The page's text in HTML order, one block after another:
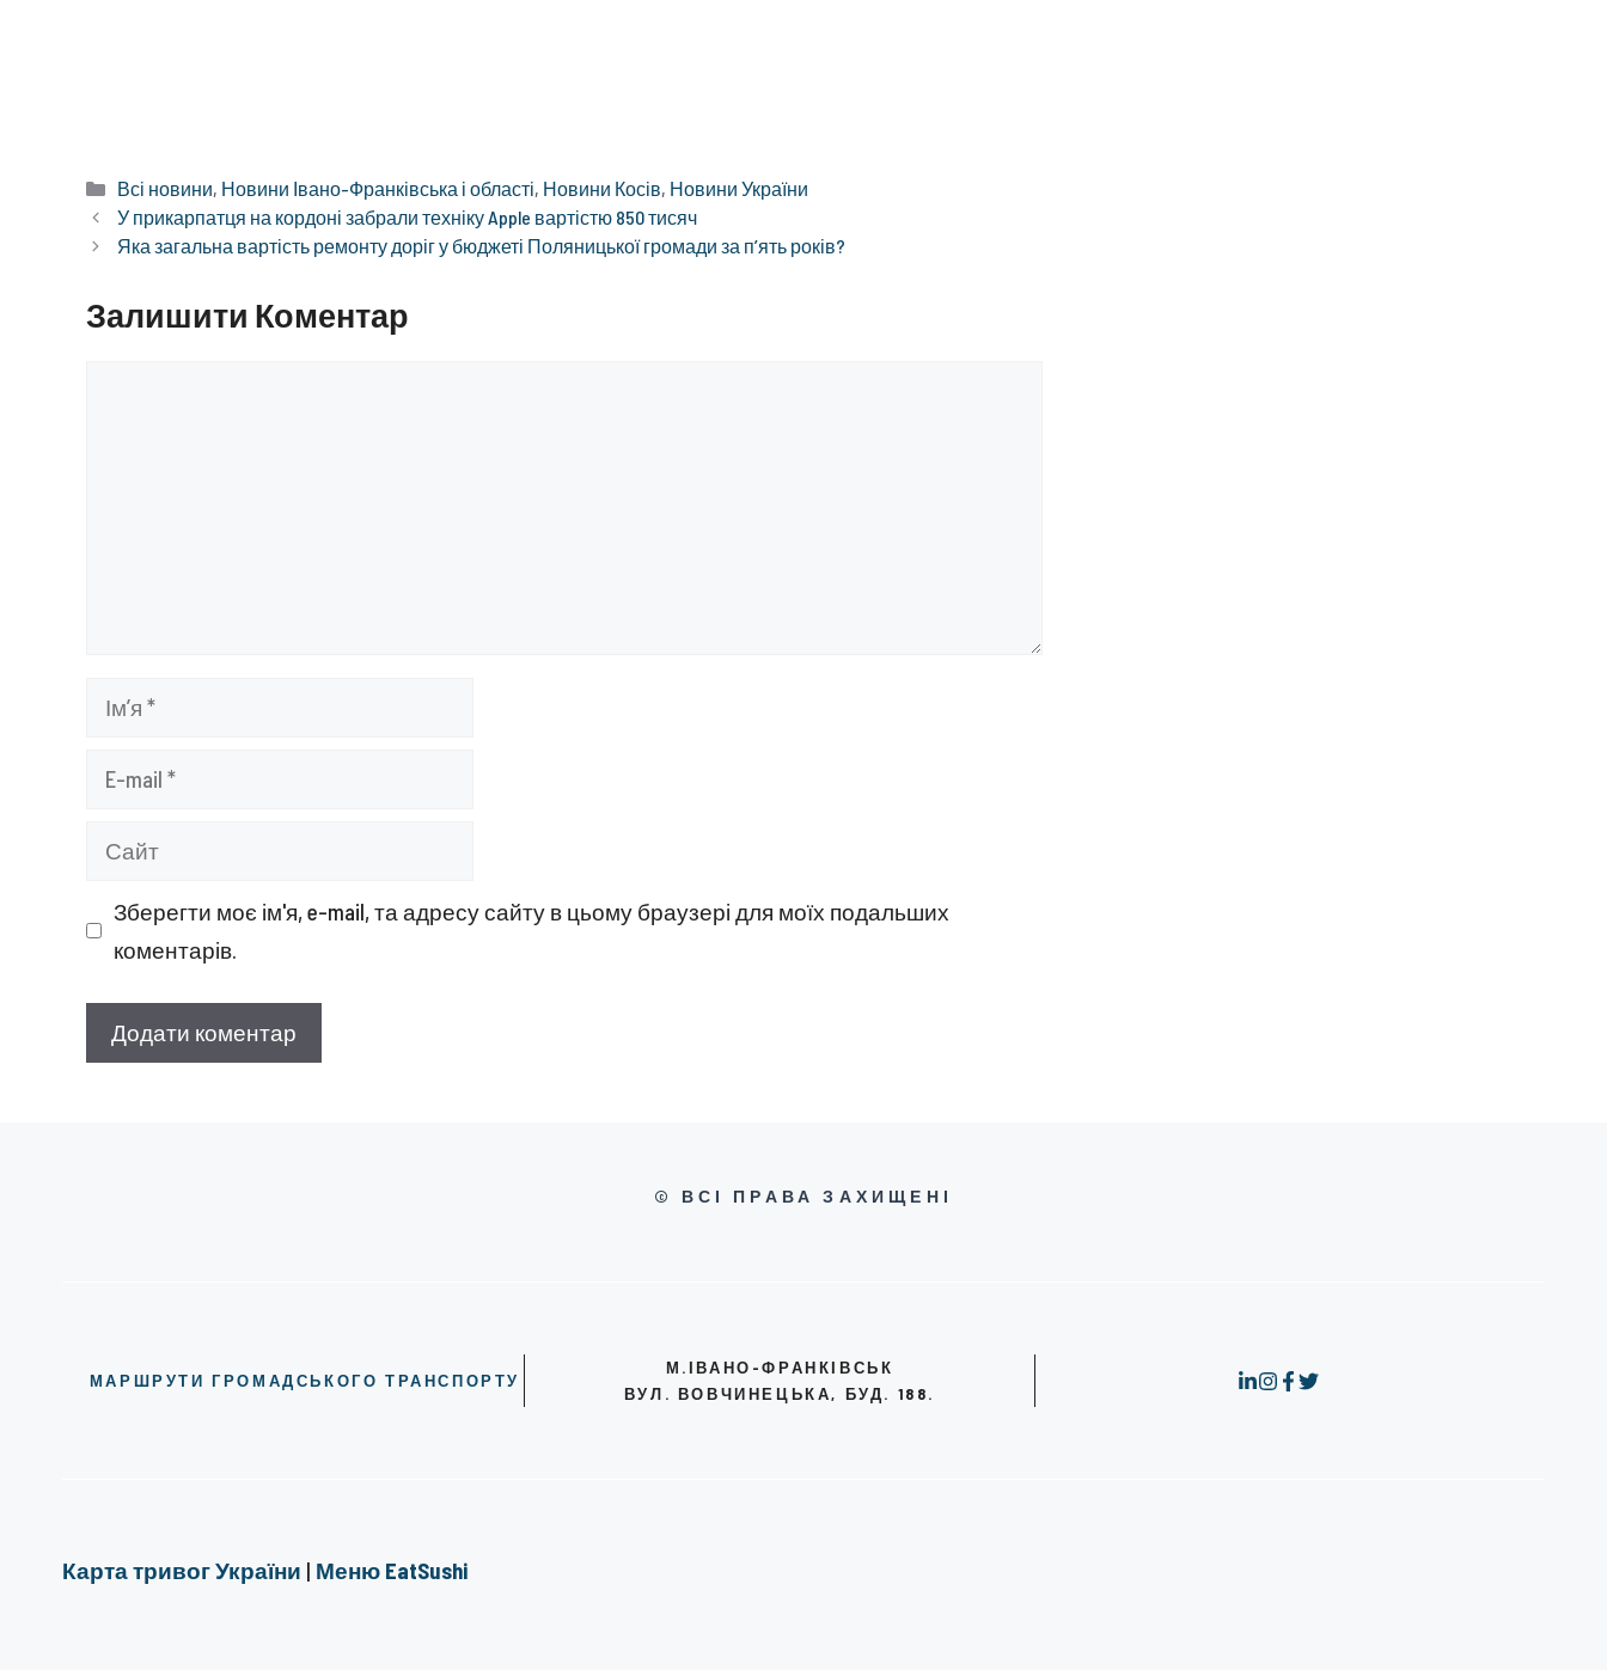
Категорії
Всі новини, Новини Івано-Франківська і області, Новини Косів, Новини України
У прикарпатця на кордоні забрали техніку Apple вартістю 850 тисяч
Яка загальна вартість ремонту доріг у бюджеті Поляницької громади за пʼять років?
Залишити Коментар
Ім’я
Сайт
Зберегти моє ім'я, e-mail, та адресу сайту в цьому браузері для моїх подальших
коментарів.
© ВСІ ПРАВА ЗАХИЩЕНІ
МАРШРУТИ ГРОМАДСЬКОГО ТРАНСПОРТУ
М.ІВАНО-ФРАНКІВСЬК
ВУЛ. ВОВЧИНЕЦЬКА, БУД. 188.
Карта тривог України | Меню EatSushi